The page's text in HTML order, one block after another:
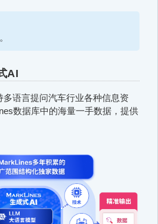
AI
多语言提问汽车行业各种信息资
数据库中的海量一手数据，提供